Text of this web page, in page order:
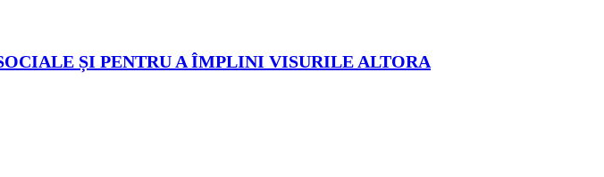
ȘI PENTRU A ÎMPLINI VISURILE ALTORA